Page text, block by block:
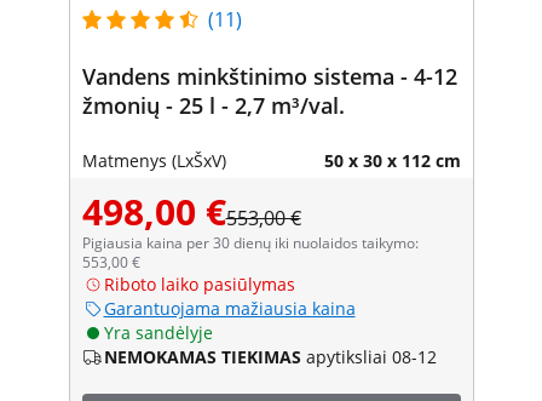
(11)
Vandens minkštinimo sistema - 4-12
žmonių - 25 l - 2,7 m³/val.
Matmenys (LxŠxV) 50 x 30 x 112 cm
498,00 €553,00 €
Pigiausia kaina per 30 dienų iki nuolaidos taikymo:
553,00 €
Riboto laiko pasiūlymas
Garantuojama mažiausia kaina
Yra sandėlyje
NEMOKAMAS TIEKIMAS apytiksliai 08-12